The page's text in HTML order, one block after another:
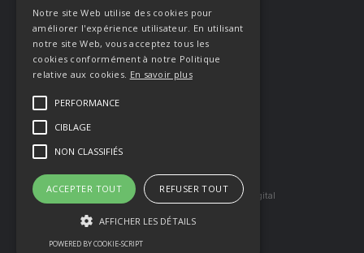
Le studio
Galerie
Blog
Mentions légales
CGV
Presse & Distinctions
Site réaliser par Arkilium et Kozé Digital
Notre site Web utilise des cookies pour
améliorer l'expérience utilisateur. En utilisant
notre site Web, vous acceptez tous les
cookies conformément à notre Politique
relative aux cookies. En savoir plus
PERFORMANCE
CIBLAGE
NON CLASSIFIÉS
ACCEPTER TOUT REFUSER TOUT
AFFICHER LES DÉTAILS
POWERED BY COOKIE-SCRIPT